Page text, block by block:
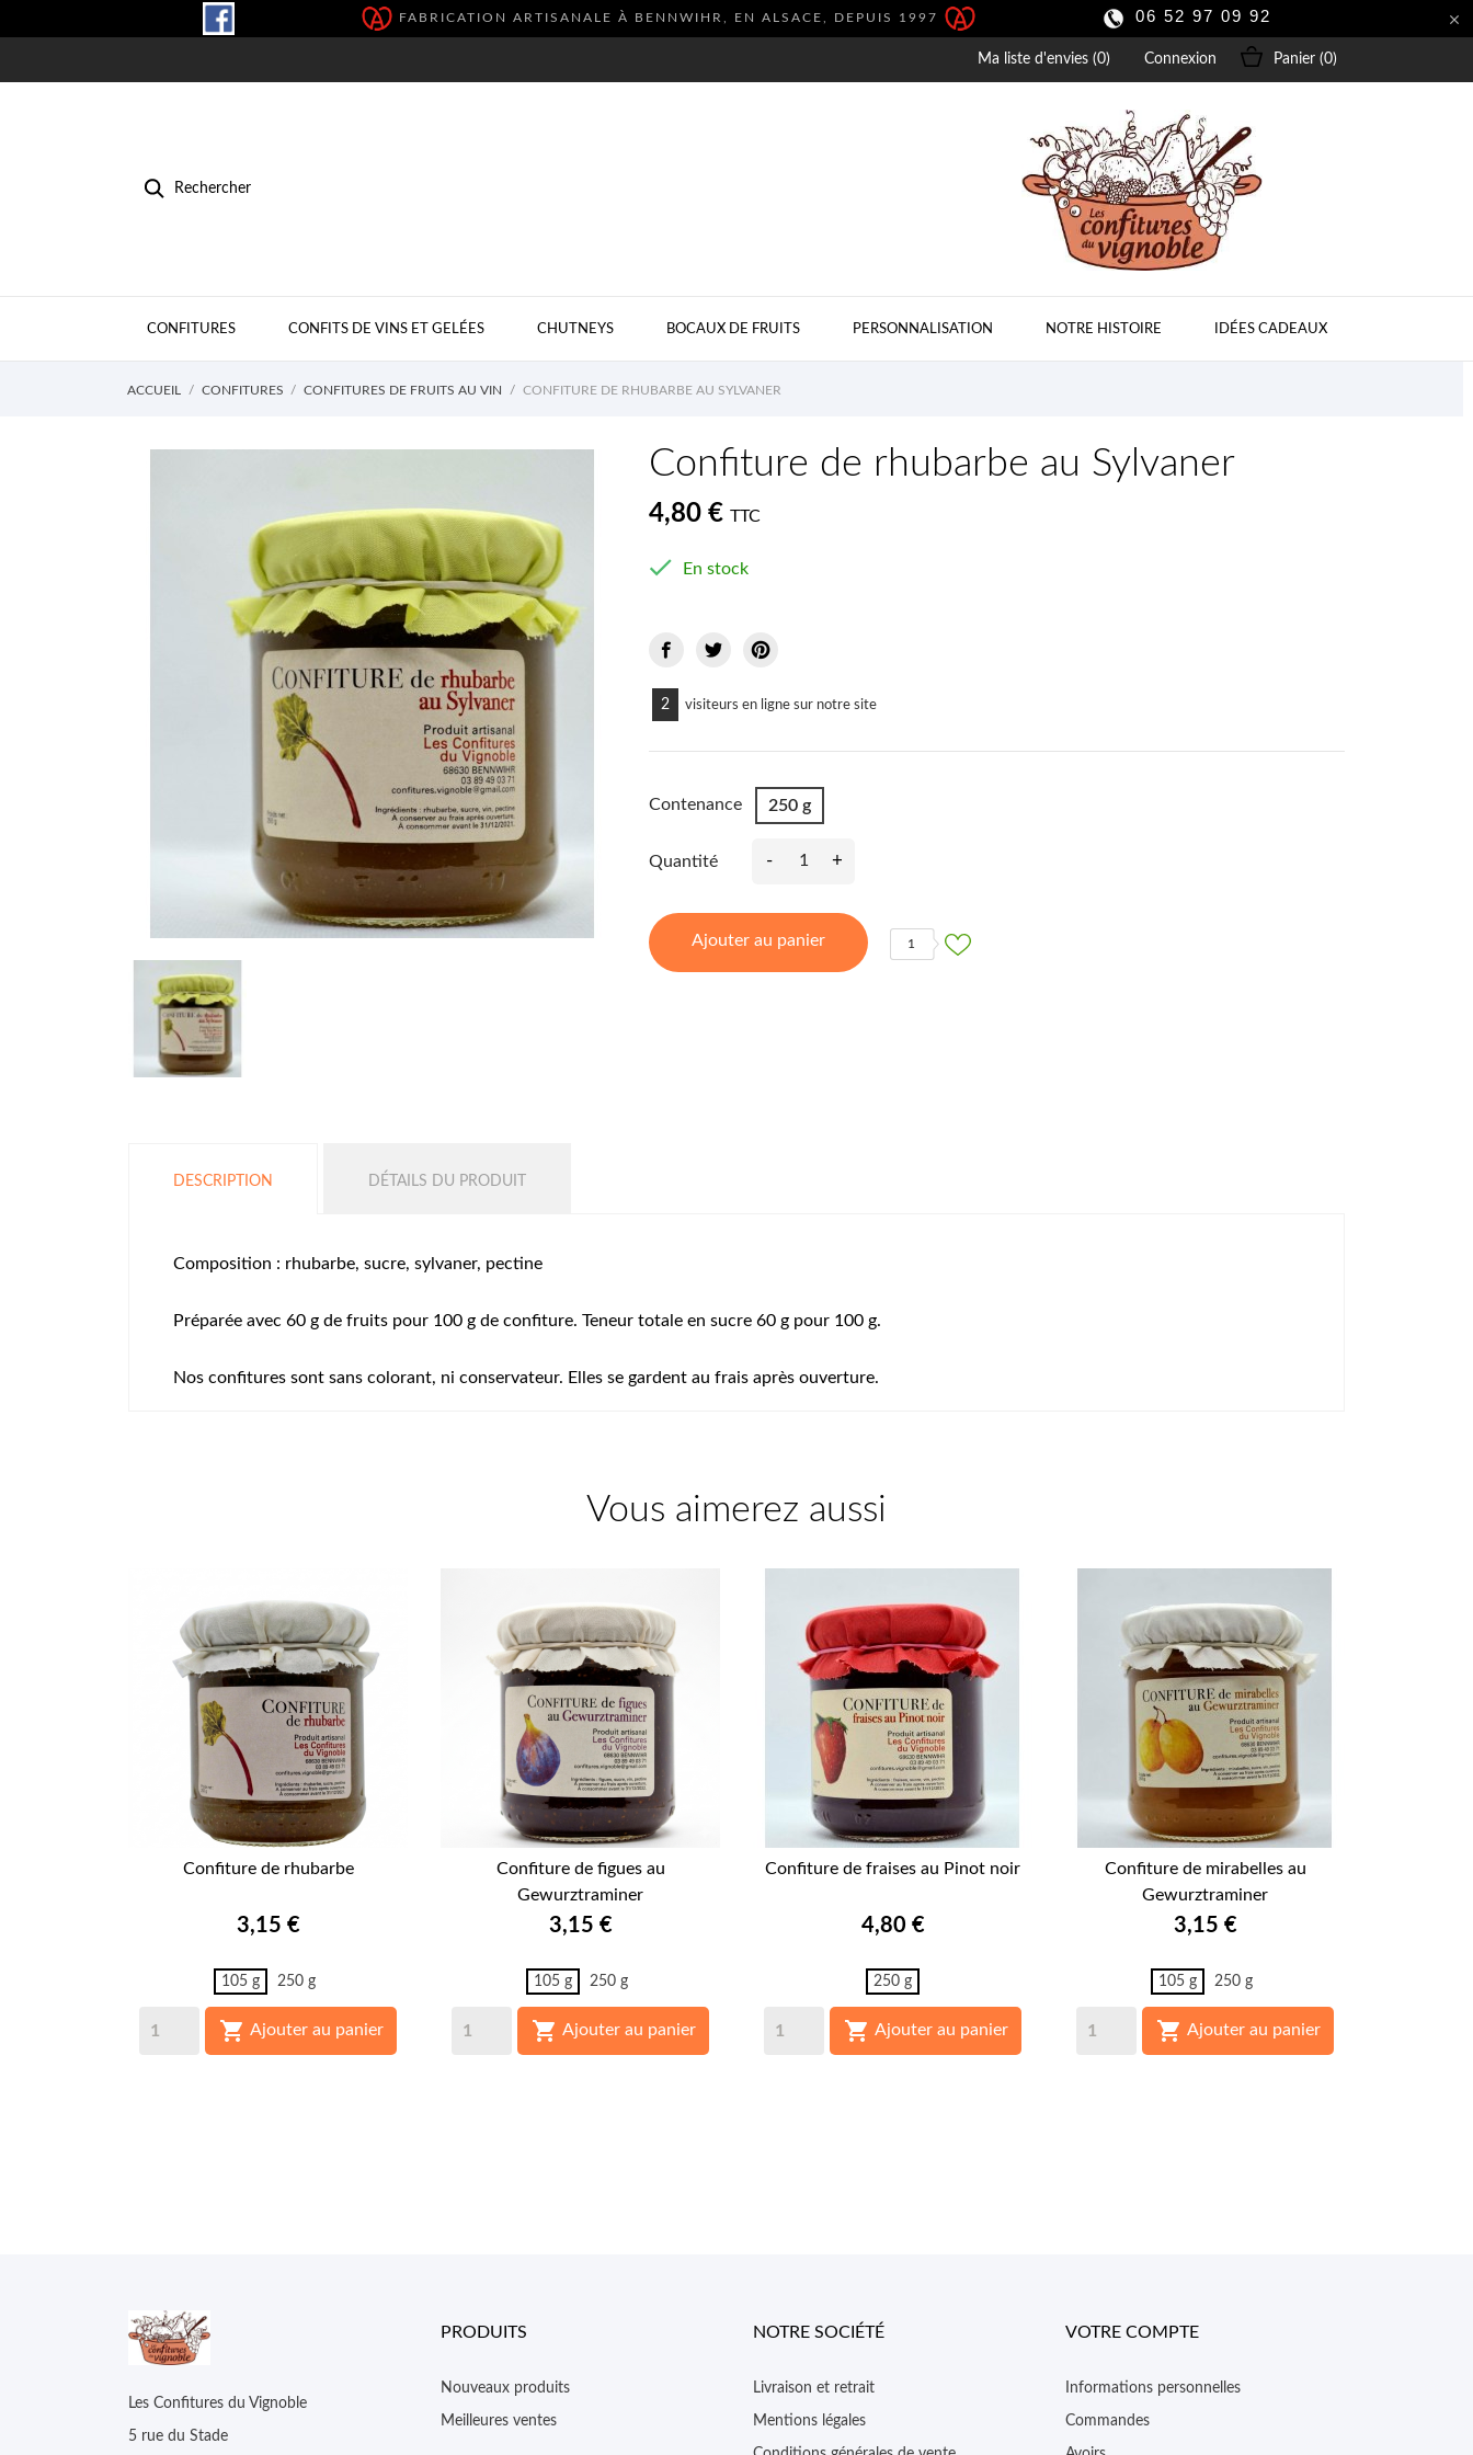
FABRICATION ARTISANALE À BENNWIHR, EN ALSACE, DEPUIS 1997 06 52 97 09 92 
Ma liste d'envies (0) Connexion Panier (0)
Rechercher
CONFITURES CONFITS DE VINS ET GELÉES CHUTNEYS BOCAUX DE FRUITS PERSONNALISATION NOTRE HISTOIRE IDÉES CADEAUX
ACCUEIL CONFITURES CONFITURES DE FRUITS AU VIN CONFITURE DE RHUBARBE AU SYLVANER
Confiture de rhubarbe au Sylvaner
4,80 € TTC
 En stock
2 visiteurs en ligne sur notre site
Contenance 250 g
Quantité - +
Ajouter au panier 1
DESCRIPTION DÉTAILS DU PRODUIT
Composition : rhubarbe, sucre, sylvaner, pectine
Préparée avec 60 g de fruits pour 100 g de confiture. Teneur totale en sucre 60 g pour 100 g.
Nos confitures sont sans colorant, ni conservateur. Elles se gardent au frais après ouverture.
Vous aimerez aussi
Confiture de rhubarbe
Prix
3,15 €
105 g 250 g
 Ajouter au panier
APERÇU RAPIDE
Confiture de figues au
Gewurztraminer
Prix
3,15 €
105 g 250 g
 Ajouter au panier
Confiture de fraises au Pinot noir
Prix
4,80 €
250 g
 Ajouter au panier
APERÇU RAPIDE
Confiture de mirabelles au
Gewurztraminer
Prix
3,15 €
105 g 250 g
 Ajouter au panier
Les Confitures du Vignoble
5 rue du Stade
PRODUITS
Nouveaux produits
Meilleures ventes
NOTRE SOCIÉTÉ
Livraison et retrait
Mentions légales
VOTRE COMPTE
Informations personnelles
Commandes